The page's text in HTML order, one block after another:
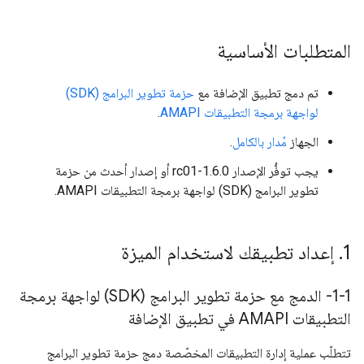
المتطلبات الأساسية
تم دمج تطبيق الإضافة مع
حزمة تطوير البرامج (SDK)
لواجهة برمجة التطبيقات AMAPI
.
الجهاز مُدار بالكامل.
يجب توفُّر الإصدار 1.6.0-rc01 أو إصدار أحدث من حزمة
تطوير البرامج (SDK) لواجهة برمجة التطبيقات AMAPI.
1
. إعداد تطبيقك لاستخدام الميزة
1-1- الدمج مع حزمة تطوير البرامج (SDK) لواجهة برمجة
التطبيقات AMAPI في تطبيق الإضافة
تتطلّب عملية إدارة التطبيقات المخصّصة دمج حزمة تطوير البرامج